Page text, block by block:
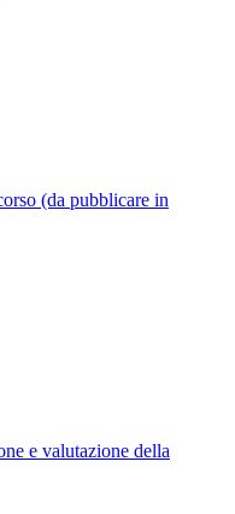
(da pubblicare in
e valutazione della